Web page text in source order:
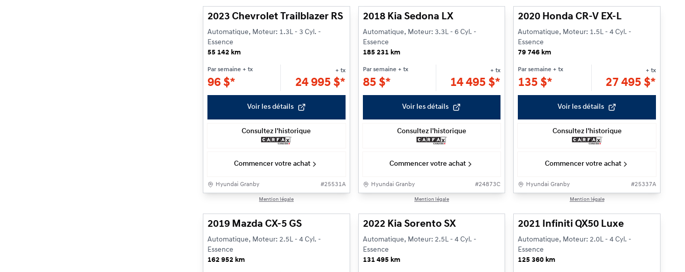
2023 Chevrolet Trailblazer RS
Automatique, Moteur: 1.3L - 3 Cyl. -
Essence
55 142 km
Par semaine + tx
96 $*
+ tx
24 995 $*
Voir les détails
Consultez l'historique
Commencer votre achat
Hyundai Granby #25531A
Mention légale
2018 Kia Sedona LX
Automatique, Moteur: 3.3L - 6 Cyl. -
Essence
185 231 km
Par semaine + tx
85 $*
+ tx
14 495$*
Voir les détails
Consultez l'historique
Commencer votre achat
Hyundai Granby #24873C
Mention légale
2020 Honda CR-V EX-L
Automatique, Moteur: 1.5L - 4 Cyl. -
Essence
79 746 km
Par semaine + tx
135$*
+ tx
27 495 $*
Voir les détails
Consultez l'historique
Commencer votre achat
Hyundai Granby #25337A
Mention légale
2019 Mazda CX-5 GS
Automatique, Moteur: 2.5L - 4 Cyl. -
Essence
162 952 km
2022 Kia Sorento SX
Automatique, Moteur: 2.5L - 4 Cyl. -
Essence
131 495 km
2021 Infiniti QX50 Luxe
Automatique, Moteur: 2.0L - 4 Cyl. -
Essence
125 360 km